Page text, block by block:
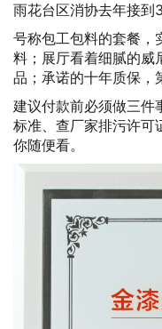
雨花台区消协去年接到
号称包工包料的套餐，
料；展厅看着细腻的威
品；承诺的十年质保，
建议付款前必须做三件
标准、查厂家排污许可
你随便看。